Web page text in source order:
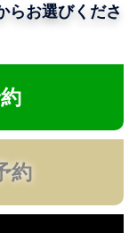
らお選びくださ
約